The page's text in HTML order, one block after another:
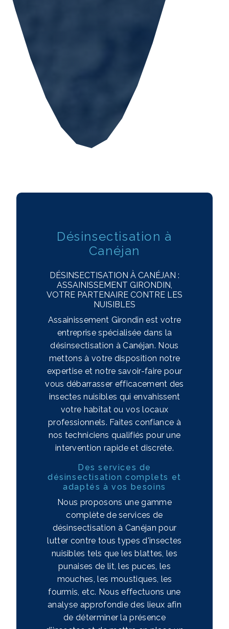
Désinsectisation à
Canéjan
DÉSINSECTISATION À CANÉJAN :
ASSAINISSEMENT GIRONDIN,
VOTRE PARTENAIRE CONTRE LES
NUISIBLES
Assainissement Girondin est votre
entreprise spécialisée dans la
désinsectisation à Canéjan. Nous
mettons à votre disposition notre
expertise et notre savoir-faire pour
vous débarrasser efficacement des
insectes nuisibles qui envahissent
votre habitat ou vos locaux
professionnels. Faites confiance à
nos techniciens qualifiés pour une
intervention rapide et discrète.
Des services de
désinsectisation complets et
adaptés à vos besoins
Nous proposons une gamme
complète de services de
désinsectisation à Canéjan pour
lutter contre tous types d'insectes
nuisibles tels que les blattes, les
punaises de lit, les puces, les
mouches, les moustiques, les
fourmis, etc. Nous effectuons une
analyse approfondie des lieux afin
de déterminer la présence